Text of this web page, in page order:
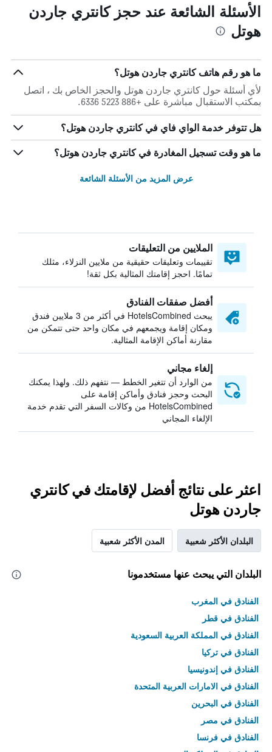
الأسئلة الشائعة عند حجز كانتري جاردن
هوتل
ما هو رقم هاتف كانتري جاردن هوتل؟
لأي أسئلة حول كانتري جاردن هوتل والحجز الخاص بك ، اتصل
بمكتب الاستقبال مباشرة على +886 5223 6336.
هل تتوفر خدمة الواي فاي في كانتري جاردن هوتل؟
ما هو وقت تسجيل المغادرة في كانتري جاردن هوتل؟
عرض المزيد من الأسئلة الشائعة
الملايين من التعليقات
تقييمات وتعليقات حقيقية من ملايين النزلاء، مثلك
تمامًا. احجز إقامتك المثالية بكل ثقة!
أفضل صفقات الفنادق
يبحث HotelsCombined في أكثر من 3 ملايين فندق
ومكان إقامة ويجمعهم في مكان واحد حتى تتمكن من
مقارنة أماكن الإقامة المثالية.
إلغاء مجاني
من الوارد أن تتغير الخطط — نتفهم ذلك. ولهذا يمكنك
البحث وحجز فنادق وأماكن إقامة على
HotelsCombined من وكالات السفر التي تقدم خدمة
الإلغاء المجاني
اعثر على نتائج أفضل لإقامتك في كانتري
جاردن هوتل
البلدان الأكثر شعبية المدن الأكثر شعبية
البلدان التي يبحث عنها مستخدمونا
الفنادق في المغرب
الفنادق في قطر
الفنادق في المملكة العربية السعودية
الفنادق في تركيا
الفنادق في إندونيسيا
الفنادق في الامارات العربية المتحدة
الفنادق في البحرين
الفنادق في مصر
الفنادق في فرنسا